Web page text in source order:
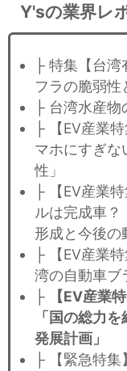
Y'sの業界レ
├ 特集【台
フラの脆弱
├ 台湾水産
├ 【EV産業
マホにすぎな
性」
├ 【EV産業
ルは完成車？
形成と今後の
├ 【EV産業
湾の自動車ブ
├
【EV産業
「国の総力
発展計画」
├ 【緊急特